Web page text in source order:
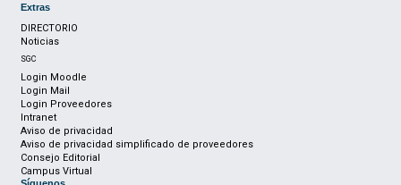
Extras
DIRECTORIO
Noticias
SGC
Login Moodle
Login Mail
Login Proveedores
Intranet
Aviso de privacidad
Aviso de privacidad simplificado de proveedores
Consejo Editorial
Campus Virtual